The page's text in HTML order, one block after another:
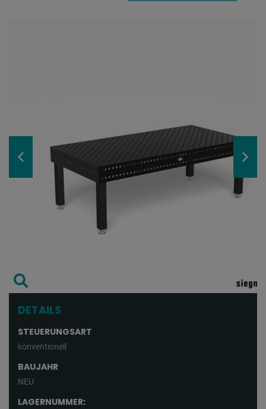
DETAILS
STEUERUNGSART
konventionell
BAUJAHR
NEU
LAGERNUMMER: